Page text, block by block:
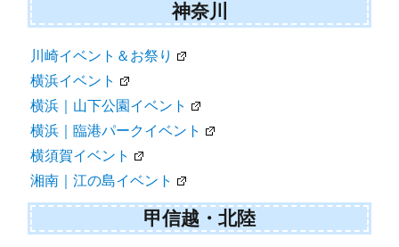
神奈川
川崎イベント＆お祭り
横浜イベント
横浜｜山下公園イベント
横浜｜臨港パークイベント
横須賀イベント
湘南｜江の島イベント
甲信越・北陸